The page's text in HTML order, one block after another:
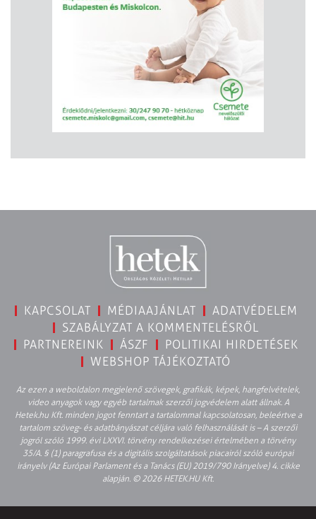
KAPCSOLAT MÉDIAAJÁNLAT
ADATVÉDELEM
SZABÁLYZAT A KOMMENTELÉSRŐL
PARTNEREINK
ÁSZF
POLITIKAI HIRDETÉSEK
WEBSHOP TÁJÉKOZTATÓ
Az ezen a weboldalon megjelenő szövegek, grafikák, képek, hangfelvételek,
video anyagok vagy egyéb tartalmak szerzői jogvédelem alatt állnak. A
Hetek.hu Kft. minden jogot fenntart a tartalommal kapcsolatosan, beleértve a
tartalom szöveg- és adatbányászat céljára való felhasználását is – A szerzői
jogról szóló 1999. évi LXXVI. törvény rendelkezései értelmében a törvény
35/A. § (1) paragrafusa és a digitális szolgáltatások piacairól szóló európai
irányelv (Az Európai Parlament és a Tanács (EU) 2019/790 Irányelve) 4. cikke
alapján. © 2026 HETEK.HU Kft.